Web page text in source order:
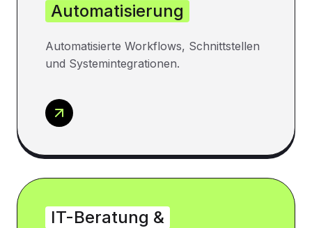
Automatisierung
Automatisierte Workflows, Schnittstellen
und Systemintegrationen.
IT-Beratung &